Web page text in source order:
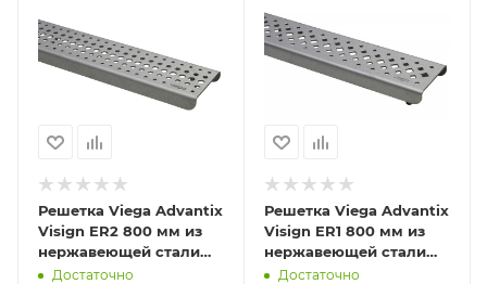
Решетка Viega Advantix
Visign ER2 800 мм из
нержавеющей стали
цвет Глянцевый 571580
Достаточно
Решетка Viega Advantix
Visign ER1 800 мм из
нержавеющей стали
цвет Глянцевый 571535
Достаточно